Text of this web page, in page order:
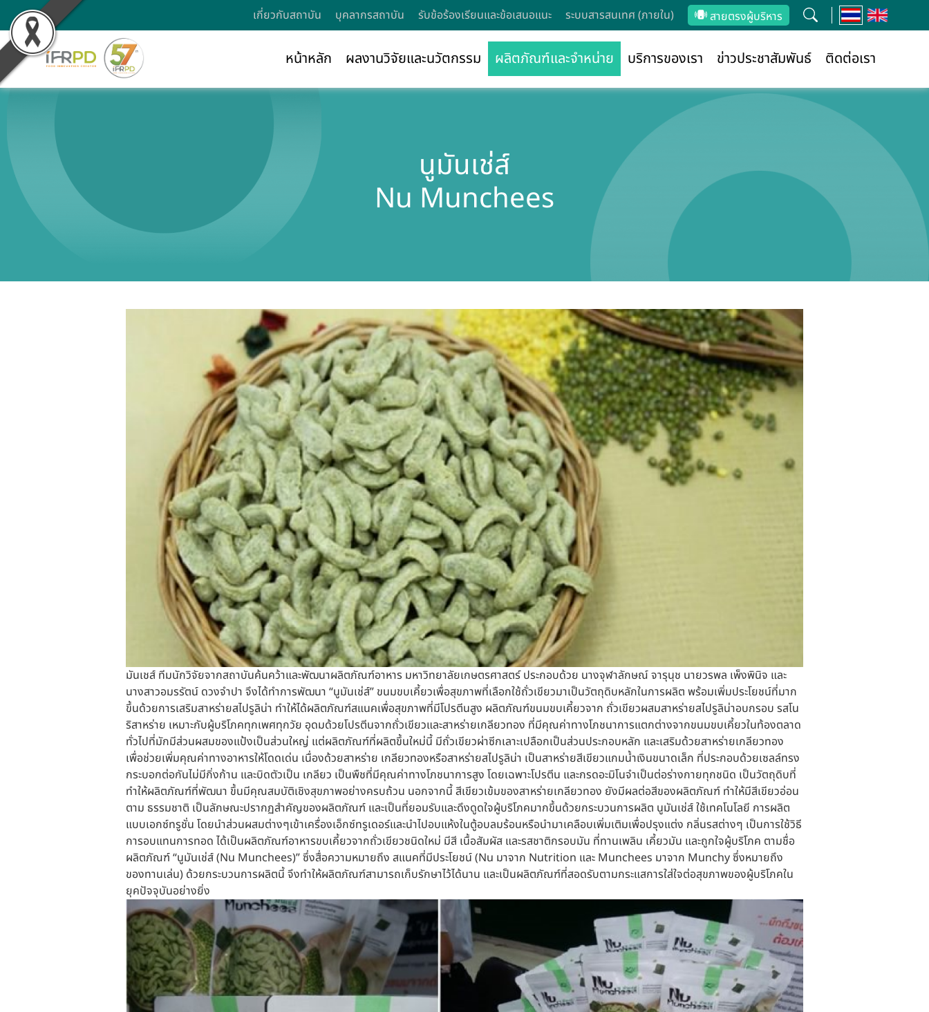
เกี่ยวกับสถาบัน บุคลากรสถาบัน รับข้อร้องเรียนและข้อเสนอแนะ ระบบสารสนเทศ (ภายใน) สายตรงผู้บริหาร
หน้าหลัก ผลงานวิจัยและนวัตกรรม ผลิตภัณฑ์และจำหน่าย บริการของเรา ข่าวประชาสัมพันธ์ ติดต่อเรา
นูมันเช่ส์
Nu Munchees
มันเชส์ ทีมนักวิจัยจากสถาบันค้นคว้าและพัฒนาผลิตภัณฑ์อาหาร มหาวิทยาลัยเกษตรศาสตร์ ประกอบด้วย นางจุฬาลักษณ์ จารุนุช นายวรพล เพ็งพินิจ และ
นางสาวอมรรัตน์ ดวงจำปา จึงได้ทำการพัฒนา “นูมันเช่ส์” ขนมขบเคี้ยวเพื่อสุขภาพที่เลือกใช้ถั่วเขียวมาเป็นวัตถุดิบหลักในการผลิต พร้อมเพิ่มประโยชน์ที่มาก
ขึ้นด้วยการเสริมสาหร่ายสไปรูลิน่า ทำให้ได้ผลิตภัณฑ์สแนคเพื่อสุขภาพที่มีโปรตีนสูง ผลิตภัณฑ์ขนมขบเคี้ยวจาก ถั่วเขียวผสมสาหร่ายสไปรูลิน่าอบกรอบ รสโน
ริสาหร่าย เหมาะกับผู้บริโภคทุกเพศทุกวัย อุดมด้วยโปรตีนจากถั่วเขียวและสาหร่ายเกลียวทอง ที่มีคุณค่าทางโภชนาการแตกต่างจากขนมขบเคี้ยวในท้องตลาด
ทั่วไปที่มักมีส่วนผสมของแป้งเป็นส่วนใหญ่ แต่ผลิตภัณฑ์ที่ผลิตขึ้นใหม่นี้ มีถั่วเขียวผ่าซีกเลาะเปลือกเป็นส่วนประกอบหลัก และเสริมด้วยสาหร่ายเกลียวทอง
เพื่อช่วยเพิ่มคุณค่าทางอาหารให้โดดเด่น เนื่องด้วยสาหร่าย เกลียวทองหรือสาหร่ายสไปรูลิน่า เป็นสาหร่ายสีเขียวแกมน้ำเงินขนาดเล็ก ที่ประกอบด้วยเซลล์ทรง
กระบอกต่อกันไม่มีกิ่งก้าน และบิดตัวเป็น เกลียว เป็นพืชที่มีคุณค่าทางโภชนาการสูง โดยเฉพาะโปรตีน และกรดอะมิโนจำเป็นต่อร่างกายทุกชนิด เป็นวัตถุดิบที่
ทำให้ผลิตภัณฑ์ที่พัฒนา ขึ้นมีคุณสมบัติเชิงสุขภาพอย่างครบถ้วน นอกจากนี้ สีเขียวเข้มของสาหร่ายเกลียวทอง ยังมีผลต่อสีของผลิตภัณฑ์ ทำให้มีสีเขียวอ่อน
ตาม ธรรมชาติ เป็นลักษณะปรากฏสำคัญของผลิตภัณฑ์ และเป็นที่ยอมรับและดึงดูดใจผู้บริโภคมากขึ้นด้วยกระบวนการผลิต นูมันเช่ส์ ใช้เทคโนโลยี การผลิต
แบบเอกซ์ทรูชั่น โดยนำส่วนผสมต่างๆเข้าเครื่องเอ็กซ์ทรูเดอร์และนำไปอบแห้งในตู้อบลมร้อนหรือนำมาเคลือบเพิ่มเติมเพื่อปรุงแต่ง กลิ่นรสต่างๆ เป็นการใช้วิธี
การอบแทนการทอด ได้เป็นผลิตภัณฑ์อาหารขบเคี้ยวจากถั่วเขียวชนิดใหม่ มีสี เนื้อสัมผัส และรสชาติกรอบมัน ที่ทานเพลิน เคี้ยวมัน และถูกใจผู้บริโภค ตามชื่อ
ผลิตภัณฑ์ “นูมันเช่ส์ (Nu Munchees)” ซึ่งสื่อความหมายถึง สแนคที่มีประโยชน์ (Nu มาจาก Nutrition และ Munchees มาจาก Munchy ซึ่งหมายถึง
ของทานเล่น) ด้วยกระบวนการผลิตนี้ จึงทำให้ผลิตภัณฑ์สามารถเก็บรักษาไว้ได้นาน และเป็นผลิตภัณฑ์ที่สอดรับตามกระแสการใส่ใจต่อสุขภาพของผู้บริโภคใน
ยุคปัจจุบันอย่างยิ่ง